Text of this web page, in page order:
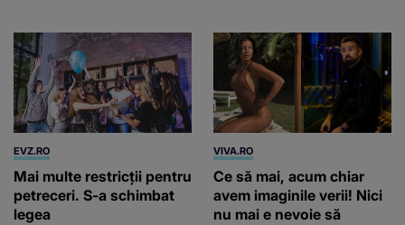
EVZ.RO
Mai multe restricții pentru
petreceri. S-a schimbat
legea
VIVA.RO
Ce să mai, acum chiar
avem imaginile verii! Nici
nu mai e nevoie să